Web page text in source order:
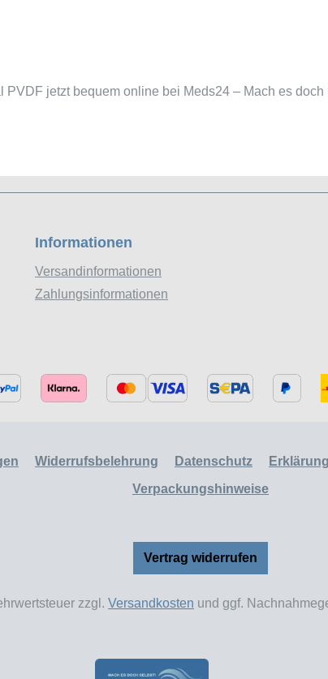
jetzt bequem online bei Meds24 – Mach es doch
Informationen
Versandinformationen
Zahlungsinformationen
Widerrufsbelehrung Datenschutz
Verpackungshinweise
Vertrag widerrufen
zzgl. Versandkosten und ggf.